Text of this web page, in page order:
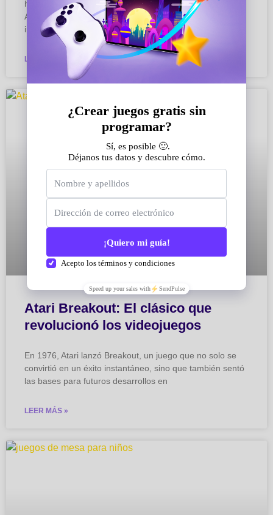
hasta experiencias inmersivas en mundos abiertos.
Algunos títulos han dejado una huella imborrable en la
industria, convirtiéndose en
LEER MÁS »
Atari Breakout: El clásico que
revolucionó los videojuegos
En 1976, Atari lanzó Breakout, un juego que no solo se
convirtió en un éxito instantáneo, sino que también sentó
las bases para futuros desarrollos en
LEER MÁS »